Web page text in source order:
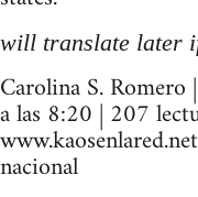
will translate later
Carolina S. Romero
a las 8:20 | 207
nacional